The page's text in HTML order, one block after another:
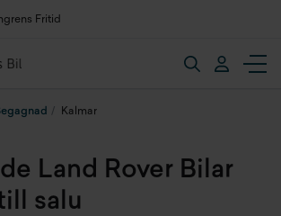
Fritid
Kalmar
Land Rover Bilar
salu